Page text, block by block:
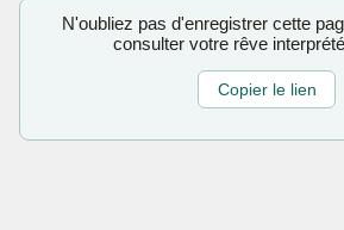
N'oubliez pas d'enregistrer cette
consulter votre rêve
Copier le lien